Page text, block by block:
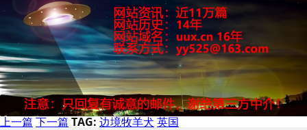
上一篇 下一篇 TAG: 边境牧羊犬 英国